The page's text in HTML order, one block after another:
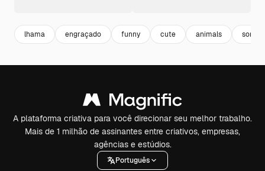
lhama engraçado funny cute animals sorriso
A plataforma criativa para você direcionar seu melhor trabalho.
Mais de 1 milhão de assinantes entre criativos, empresas,
agências e estúdios.
Português